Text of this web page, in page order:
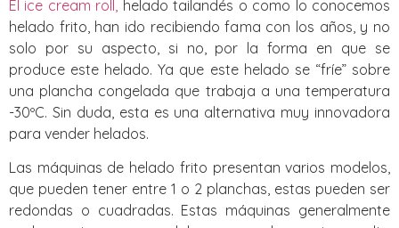
El ice cream roll, helado tailandés o como lo conocemos
helado frito, han ido recibiendo fama con los años, y no
solo por su aspecto, si no, por la forma en que se
produce este helado. Ya que este helado se “fríe” sobre
una plancha congelada que trabaja a una temperatura
-30ºC. Sin duda, esta es una alternativa muy innovadora
para vender helados.
Las máquinas de helado frito presentan varios modelos,
que pueden tener entre 1 o 2 planchas, estas pueden ser
redondas o cuadradas. Estas máquinas generalmente